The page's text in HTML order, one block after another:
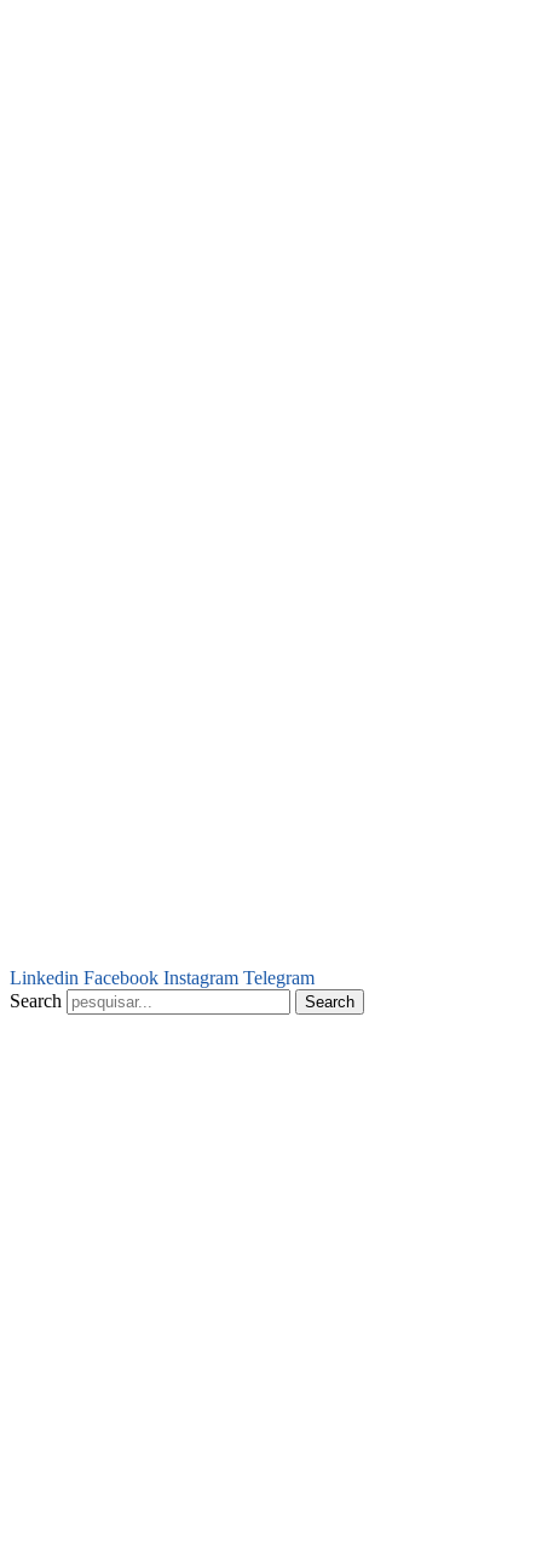
Linkedin Facebook Instagram Telegram
Search
Search